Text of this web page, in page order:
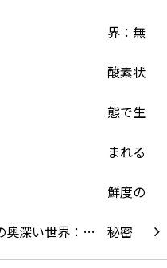
奥深い世界：…